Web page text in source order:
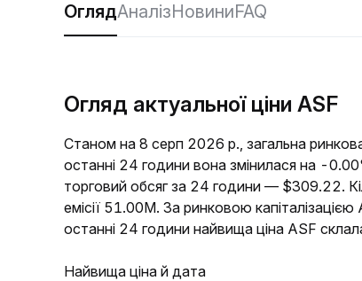
ОглядАналізНовиниFAQ
Огляд актуальної ціни ASF
Станом на 8 серп 2026 р., загальна
останні 24 години вона змінилася на -
торговий обсяг за 24 години — $309.22.
емісії 51.00M. За ринковою
останні 24 години найвища ціна ASF
Найвища ціна й дата